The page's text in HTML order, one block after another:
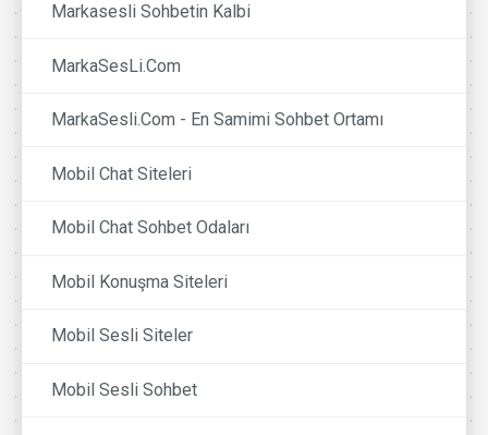
Markasesli Sohbetin Kalbi
MarkaSesLi.Com
MarkaSesli.Com - En Samimi Sohbet Ortamı
Mobil Chat Siteleri
Mobil Chat Sohbet Odaları
Mobil Konuşma Siteleri
Mobil Sesli Siteler
Mobil Sesli Sohbet